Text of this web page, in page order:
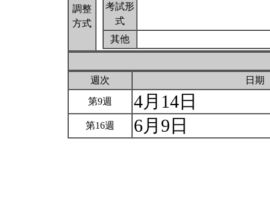
調整
方式
考試形
式
其他
週次 日期
第9週 4月14日
第16週 6月9日